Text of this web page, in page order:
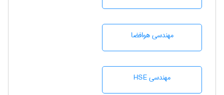
مهندسی هوافضا
مهندسی HSE